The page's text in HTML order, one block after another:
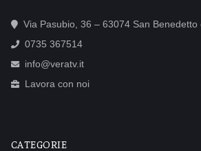
Via Pasubio, 36 – 63074 San Benedetto
0735 367514
info@veratv.it
Lavora con noi
CATEGORIE